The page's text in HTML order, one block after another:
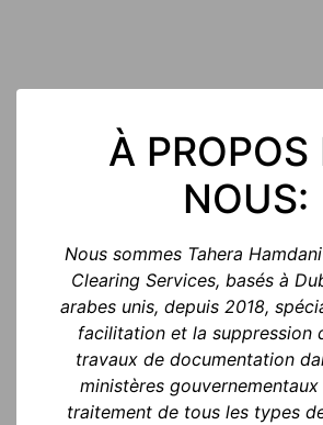
À PROPOS
NOUS:
Nous sommes Tahera
Clearing Services, basés à
arabes unis, depuis 2018,
facilitation et la suppression
travaux de documentation
ministères
traitement de tous les types